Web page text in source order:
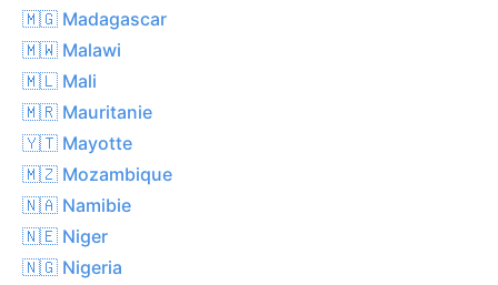
🇲🇬 Madagascar
🇲🇼 Malawi
🇲🇱 Mali
🇲🇷 Mauritanie
🇾🇹 Mayotte
🇲🇿 Mozambique
🇳🇦 Namibie
🇳🇪 Niger
🇳🇬 Nigeria